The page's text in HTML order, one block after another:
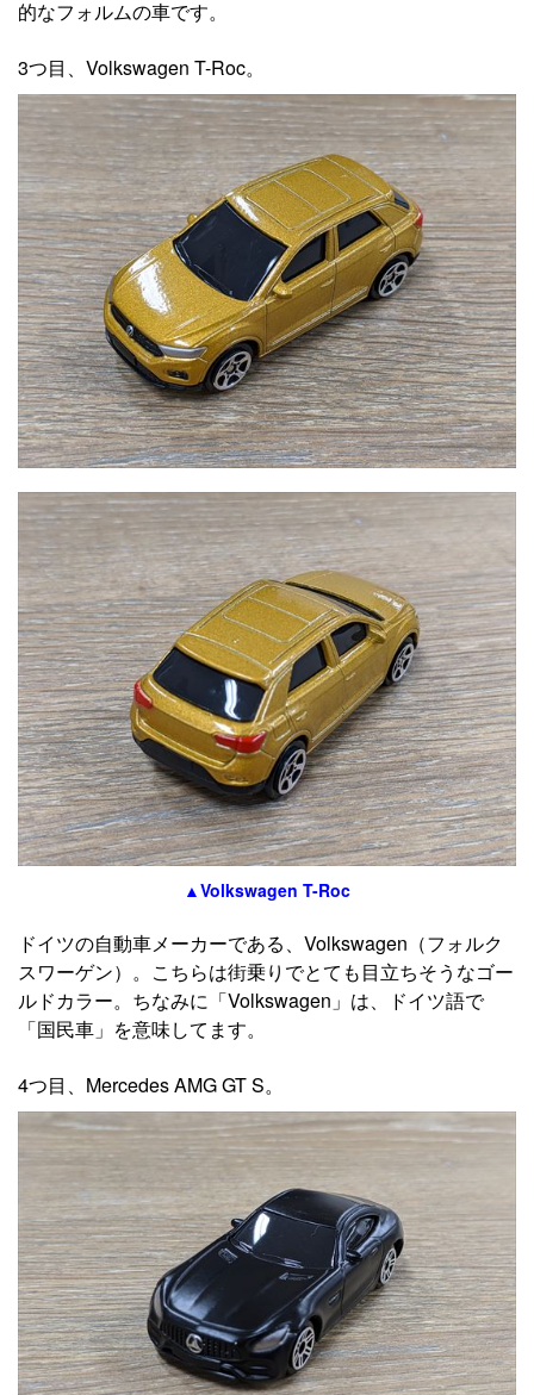
的なフォルムの車です。
3つ目、Volkswagen T-Roc。
▲Volkswagen T-Roc
ドイツの自動車メーカーである、Volkswagen（フォルク
スワーゲン）。こちらは街乗りでとても目立ちそうなゴー
ルドカラー。ちなみに「Volkswagen」は、ドイツ語で
「国民車」を意味してます。
4つ目、Mercedes AMG GT S。